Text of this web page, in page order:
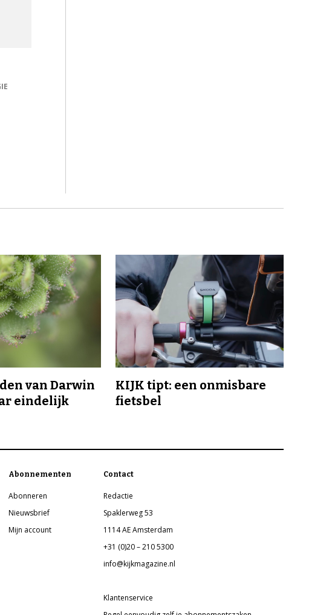
van Darwin
eindelijk
KIJK tipt: een onmisbare
fietsbel
Abonnementen
Abonneren
Nieuwsbrief
Mijn account
Contact
Redactie
Spaklerweg 53
1114 AE Amsterdam
+31 (0)20 – 210 5300
info@kijkmagazine.nl
Klantenservice